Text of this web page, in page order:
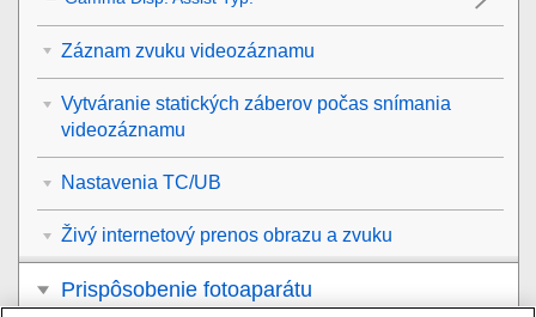
Záznam zvuku videozáznamu
Vytváranie statických záberov počas snímania
videozáznamu
Nastavenia TC/UB
Živý internetový prenos obrazu a zvuku
Prispôsobenie fotoaparátu